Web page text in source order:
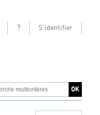
? S'identifier